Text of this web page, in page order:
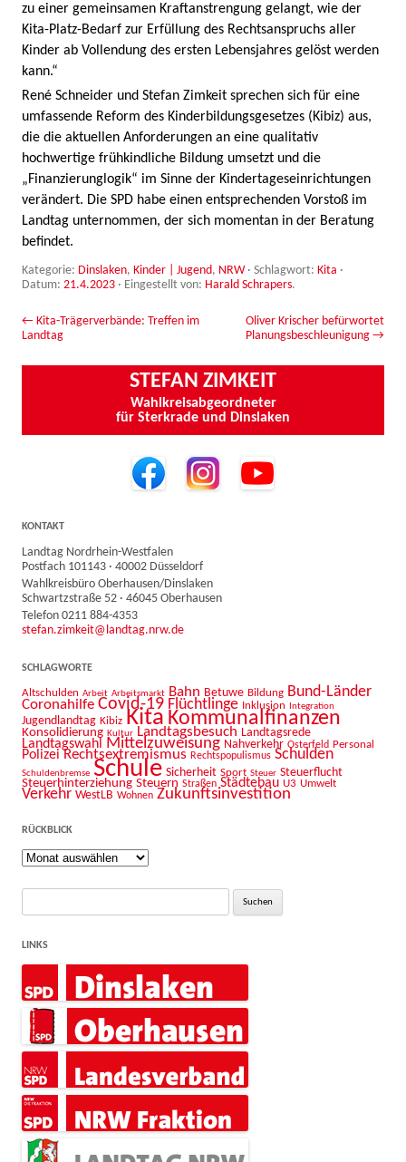
zu einer gemeinsamen Kraftanstrengung gelangt, wie der
Kita-Platz-Bedarf zur Erfüllung des Rechtsanspruchs aller
Kinder ab Vollendung des ersten Lebensjahres gelöst werden
kann.“
René Schneider und Stefan Zimkeit sprechen sich für eine
umfassende Reform des Kinderbildungsgesetzes (Kibiz) aus,
die die aktuellen Anforderungen an eine qualitativ
hochwertige frühkindliche Bildung umsetzt und die
„Finanzierunglogik“ im Sinne der Kindertageseinrichtungen
verändert. Die SPD habe einen entsprechenden Vorstoß im
Landtag unternommen, der sich momentan in der Beratung
befindet.
Kategorie: Dinslaken, Kinder | Jugend, NRW· Schlagwort: Kita ·
Datum: 21.4.2023 · Eingestellt von: Harald Schrapers.
Beitrags-Navigation
← Kita-Trägerverbände: Treffen im
Landtag
Oliver Krischer befürwortet
Planungsbeschleunigung →
STEFAN ZIMKEIT
Wahlkreisabgeordneter
für Sterkrade und Dinslaken
KONTAKT
Landtag Nordrhein-Westfalen
Postfach 101143 · 40002 Düsseldorf
Wahlkreisbüro Oberhausen/Dinslaken
Schwartzstraße 52 · 46045 Oberhausen
Telefon 0211 884-4353
stefan.zimkeit@landtag.nrw.de
SCHLAGWORTE
Altschulden Arbeit Arbeitsmarkt Bahn Betuwe Bildung Bund-Länder
Coronahilfe Covid-19 Flüchtlinge Inklusion Integration
Jugendlandtag Kibiz Kita Kommunalfinanzen
Konsolidierung Kultur Landtagsbesuch Landtagsrede
Landtagswahl Mittelzuweisung Nahverkehr Osterfeld Personal
Polizei Rechtsextremismus Rechtspopulismus Schulden
Schuldenbremse Schule Sicherheit Sport Steuer Steuerflucht
Steuerhinterziehung Steuern Straßen Städtebau U3 Umwelt
Verkehr WestLB Wohnen Zukunftsinvestition
RÜCKBLICK
Rückblick
Suche
LINKS